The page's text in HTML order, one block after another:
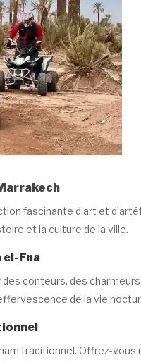
fascinante d’art et
et la culture de la ville.
el-Fna
conteurs, des
de la vie
traditionnel. Offrez-vous